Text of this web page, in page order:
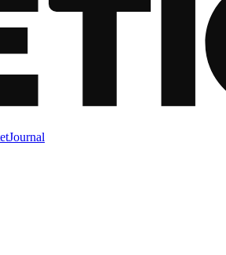
Journal